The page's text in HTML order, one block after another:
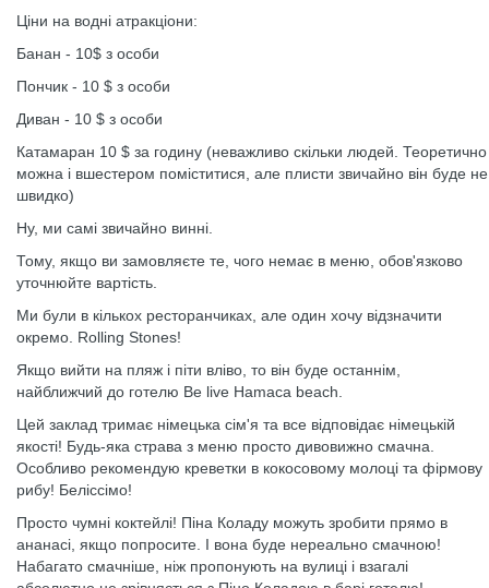
Ціни на водні атракціони:
Банан - 10$ з особи
Пончик - 10 $ з особи
Диван - 10 $ з особи
Катамаран 10 $ за годину (неважливо скільки людей. Теоретично
можна і вшестером поміститися, але плисти звичайно він буде не
швидко)
Ну, ми самі звичайно винні.
Тому, якщо ви замовляєте те, чого немає в меню, обов'язково
уточнюйте вартість.
Ми були в кількох ресторанчиках, але один хочу відзначити
окремо. Rolling Stones!
Якщо вийти на пляж і піти вліво, то він буде останнім,
найближчий до готелю Be live Hamaca beach.
Цей заклад тримає німецька сім'я та все відповідає німецькій
якості! Будь-яка страва з меню просто дивовижно смачна.
Особливо рекомендую креветки в кокосовому молоці та фірмову
рибу! Беліссімо!
Просто чумні коктейлі! Піна Коладу можуть зробити прямо в
ананасі, якщо попросите. І вона буде нереально смачною!
Набагато смачніше, ніж пропонують на вулиці і взагалі